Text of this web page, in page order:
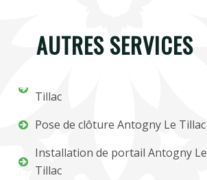
AUTRES SERVICES
Tillac
Pose de clôture Antogny Le Tillac
Installation de portail Antogny Le
Tillac